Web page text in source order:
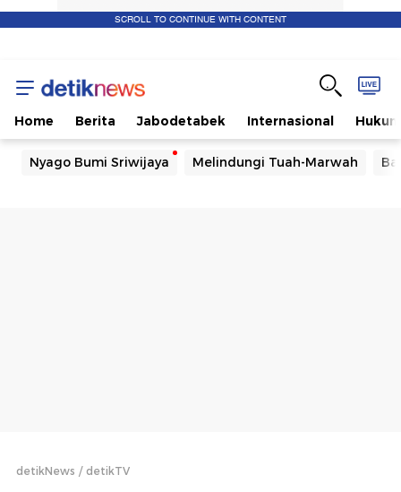
SCROLL TO CONTINUE WITH CONTENT
Home Berita Jabodetabek Internasional Hukum
Nyago Bumi Sriwijaya Melindungi Tuah-Marwah
detikNews detikTV